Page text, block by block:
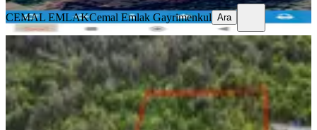
CEMAL EMLAKCemal Emlak Gayrimenkul Ara
Ddoğancı Köyü Ne Yakın Satılık
Arazi
Osmangazi, Doğancı Mahallesi
3839 m²·2.605/m²·11.01.2026